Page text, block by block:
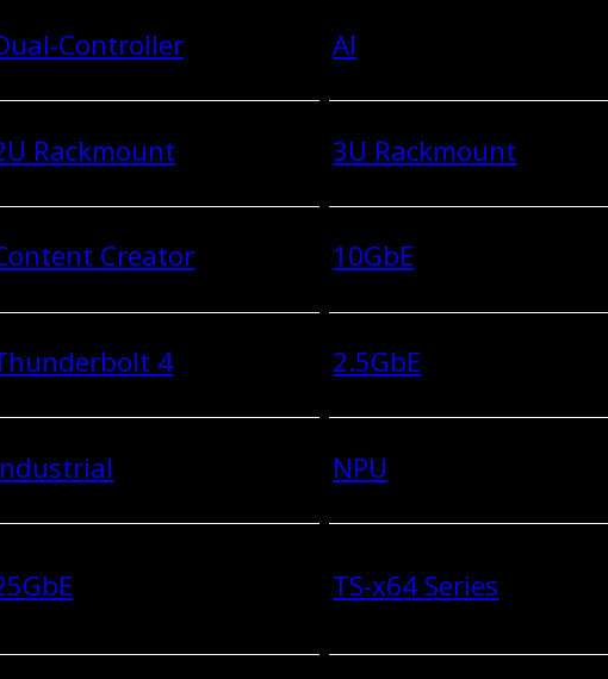
Controller AI
Rackmount 3U Rackmount
Creator 10GbE
4 2.5GbE
NPU
TS-x64 Series